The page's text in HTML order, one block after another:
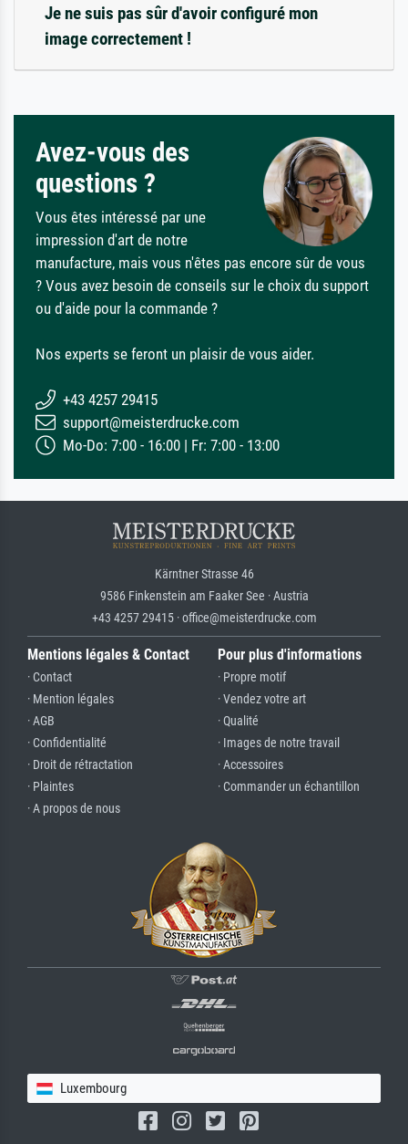
Je ne suis pas sûr d'avoir configuré mon
image correctement !
Avez-vous des
questions ?
Vous êtes intéressé par une
impression d'art de notre
manufacture, mais vous n'êtes pas encore sûr de vous
? Vous avez besoin de conseils sur le choix du support
ou d'aide pour la commande ?
Nos experts se feront un plaisir de vous aider.
+43 4257 29415
support@meisterdrucke.com
Mo-Do: 7:00 - 16:00 | Fr: 7:00 - 13:00
Kärntner Strasse 46
9586 Finkenstein am Faaker See · Austria
+43 4257 29415 · office@meisterdrucke.com
Mentions légales & Contact
· Contact
· Mention légales
· AGB
· Confidentialité
· Droit de rétractation
· Plaintes
· A propos de nous
Pour plus d'informations
· Propre motif
· Vendez votre art
· Qualité
· Images de notre travail
· Accessoires
· Commander un échantillon
Luxembourg